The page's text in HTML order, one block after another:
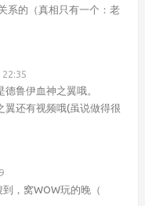
系的（真相只有一个：老
鲁伊血神之翼哦。
翼还有视频哦(虽说做得很
，窝WOW玩的晚（